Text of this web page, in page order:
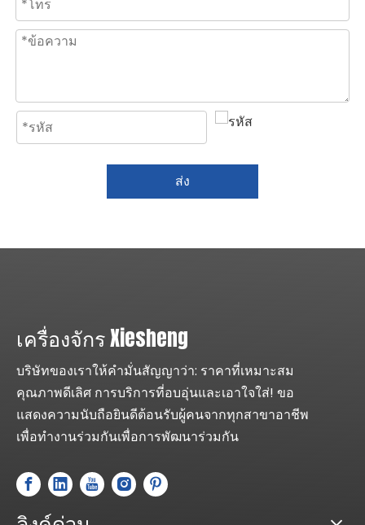
ส่ง
เครื่องจักร Xiesheng
บริษัทของเราให้คำมั่นสัญญาว่า: ราคาที่เหมาะสม
คุณภาพดีเลิศ การบริการที่อบอุ่นและเอาใจใส่! ขอ
แสดงความนับถือยินดีต้อนรับผู้คนจากทุกสาขาอาชีพ
เพื่อทำงานร่วมกันเพื่อการพัฒนาร่วมกัน